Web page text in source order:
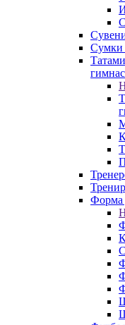
Сумки
Форма